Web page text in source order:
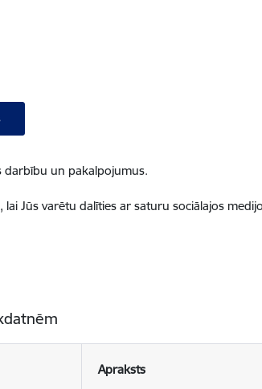
darbību un pakalpojumus.
Jūs varētu dalīties ar saturu sociālajos
Apraksts